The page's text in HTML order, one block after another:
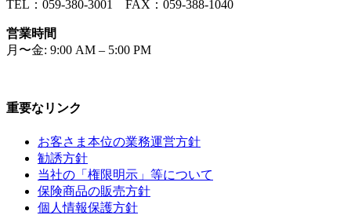
TEL：059-380-3001 FAX：059-388-1040
営業時間
月〜金: 9:00 AM – 5:00 PM
重要なリンク
お客さま本位の業務運営方針
勧誘方針
当社の「権限明示」等について
保険商品の販売方針
個人情報保護方針